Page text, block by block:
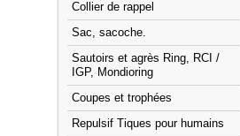
Collier de rappel
Sac, sacoche.
Sautoirs et agrès Ring, RCI /
IGP, Mondioring
Coupes et trophées
Repulsif Tiques pour humains